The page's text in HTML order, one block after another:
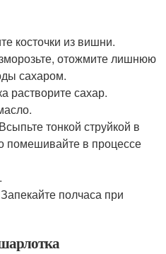
косточки из вишни.
отожмите лишнюю
сахаром.
растворите сахар.
тонкой струйкой в
помешивайте в процессе
полчаса при